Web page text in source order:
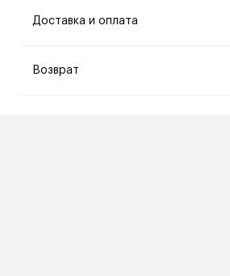
Доставка и оплата
Возврат